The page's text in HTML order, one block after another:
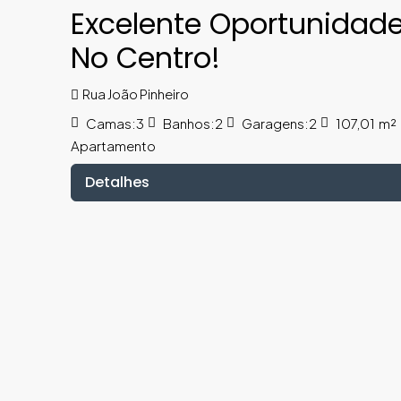
Excelente
No Centro!
Rua João Pinheiro
Camas:3 Banhos:2 Garagens:2 107,01 m²
Apartamento
Detalhes